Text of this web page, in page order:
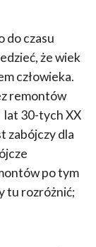
do czasu
że wiek
człowieka.
remontów
30-tych XX
zabójczy dla
po tym
tu rozróżnić;